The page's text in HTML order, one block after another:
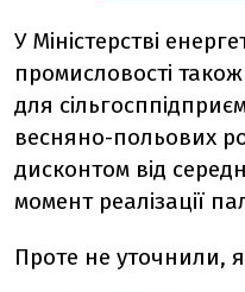
У Міністерстві
промисловості
для
весняно-польових
дисконтом від
момент реалізації
Проте не уточнили,